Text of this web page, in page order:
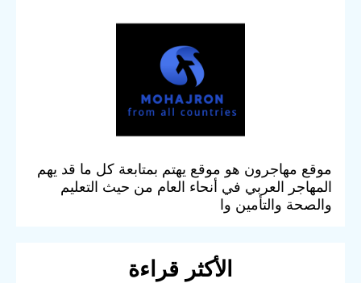
موقع مهاجرون هو موقع يهتم بمتابعة كل ما قد يهم
المهاجر العربي في أنحاء العام من حيث التعليم
والصحة والتأمين وا
الأكثر قراءة